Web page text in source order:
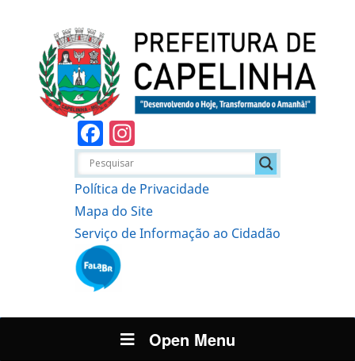
Facebook
Política de Privacidade
Mapa do Site
Serviço de Informação ao Cidadão
Open Menu